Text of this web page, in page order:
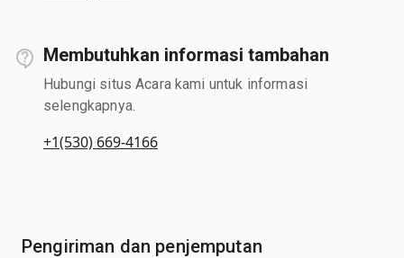
Membutuhkan informasi tambahan
Hubungi situs Acara kami untuk informasi
selengkapnya.
+1(530) 669-4166
Pengiriman dan penjemputan